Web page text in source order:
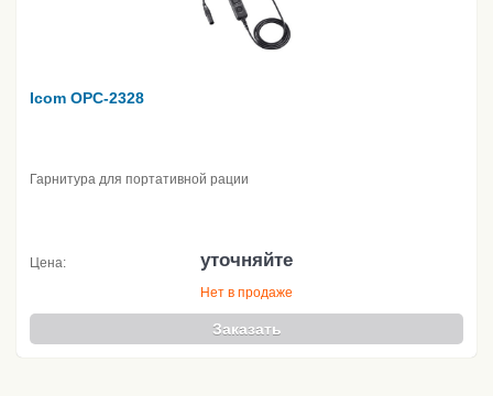
Icom OPC-2328
Гарнитура для портативной рации
Цена: уточняйте
Нет в продаже
Заказать